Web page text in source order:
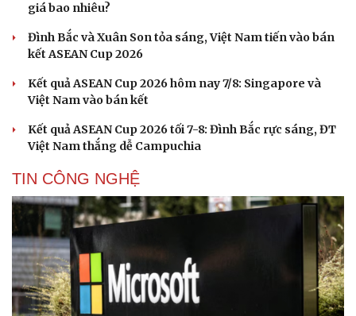
Cải chính
giá bao nhiêu?
Đình Bắc và Xuân Son tỏa sáng, Việt Nam tiến vào bán
kết ASEAN Cup 2026
Kết quả ASEAN Cup 2026 hôm nay 7/8: Singapore và
Việt Nam vào bán kết
Kết quả ASEAN Cup 2026 tối 7-8: Đình Bắc rực sáng, ĐT
Việt Nam thắng dễ Campuchia
TIN CÔNG NGHỆ